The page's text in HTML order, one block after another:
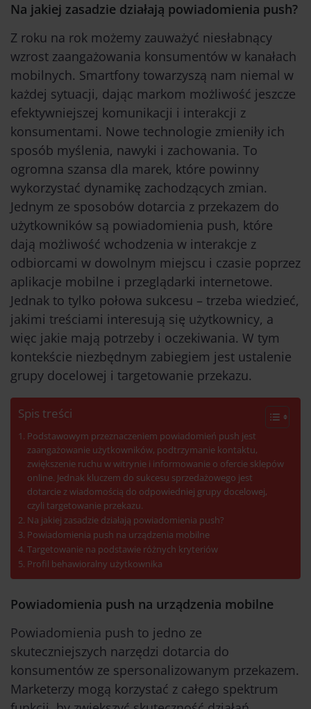
Na jakiej zasadzie działają powiadomienia push?
Z roku na rok możemy zauważyć niesłabnący
wzrost zaangażowania konsumentów w kanałach
mobilnych. Smartfony towarzyszą nam niemal w
każdej sytuacji, dając markom możliwość jeszcze
efektywniejszej komunikacji i interakcji z
konsumentami. Nowe technologie zmieniły ich
sposób myślenia, nawyki i zachowania. To
ogromna szansa dla marek, które powinny
wykorzystać dynamikę zachodzących zmian.
Jednym ze sposobów dotarcia z przekazem do
użytkowników są powiadomienia push, które
dają możliwość wchodzenia w interakcje z
odbiorcami w dowolnym miejscu i czasie poprzez
aplikacje mobilne i przeglądarki internetowe.
Jednak to tylko połowa sukcesu – trzeba wiedzieć,
jakimi treściami interesują się użytkownicy, a
więc jakie mają potrzeby i oczekiwania. W tym
kontekście niezbędnym zabiegiem jest ustalenie
grupy docelowej i targetowanie przekazu.
Spis treści
Podstawowym przeznaczeniem powiadomień push jest
zaangażowanie użytkowników, podtrzymanie kontaktu,
zwiększenie ruchu w witrynie i informowanie o ofercie sklepów
online. Jednak kluczem do sukcesu sprzedażowego jest
dotarcie z wiadomością do odpowiedniej grupy docelowej,
czyli targetowanie przekazu.
Na jakiej zasadzie działają powiadomienia push?
Powiadomienia push na urządzenia mobilne
Targetowanie na podstawie różnych kryteriów
Profil behawioralny użytkownika
Powiadomienia push na urządzenia mobilne
Powiadomienia push to jedno ze
skuteczniejszych narzędzi dotarcia do
konsumentów ze spersonalizowanym przekazem.
Marketerzy mogą korzystać z całego spektrum